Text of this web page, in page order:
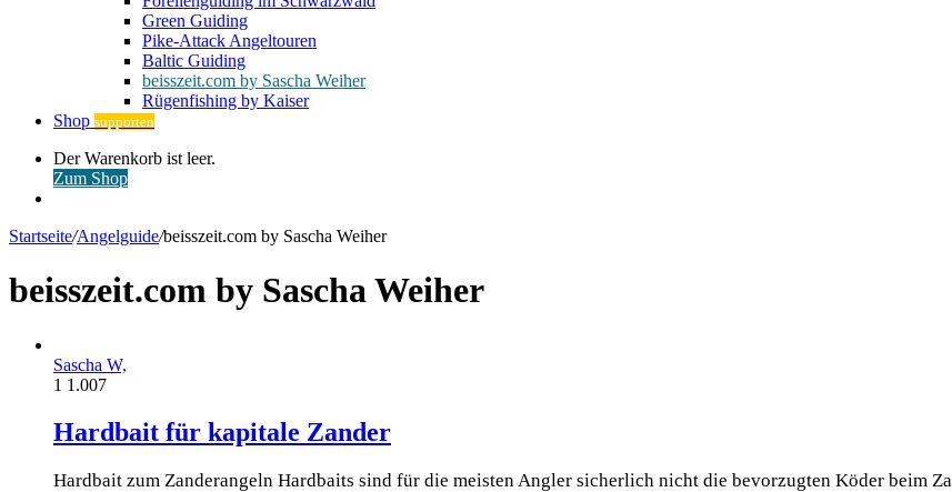
Green Guiding
Pike-Attack Angeltouren
Baltic Guiding
beisszeit.com by Sascha Weiher
Rügenfishing by Kaiser
Shop supporten
Warenkorb
ansehen
Der Warenkorb ist leer.
Zum Shop
Startseite/Angelguide/beisszeit.com by Sascha Weiher
beisszeit.com by Sascha Weiher
Sascha W,
1 1.007
Hardbait für kapitale Zander
Hardbait zum Zanderangeln Hard­baits sind für die meis­ten Ang­ler sicher­lich nicht die bevor­zug­ten Köder beim